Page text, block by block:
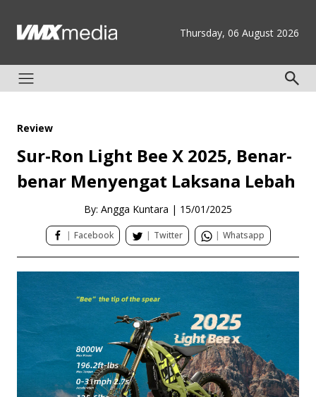
Thursday, 06 August 2026
Review
Sur-Ron Light Bee X 2025, Benar-
benar Menyengat Laksana Lebah
By: Angga Kuntara | 15/01/2025
| Facebook | Twitter | Whatsapp